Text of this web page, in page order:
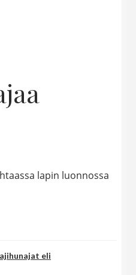
lapin luonnossa
eli